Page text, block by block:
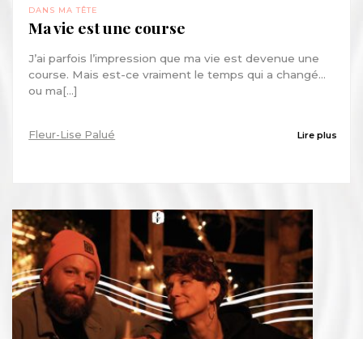
DANS MA TÊTE
Ma vie est une course
J’ai parfois l’impression que ma vie est devenue une
course. Mais est-ce vraiment le temps qui a changé…
ou ma[...]
Fleur-Lise Palué Lire plus